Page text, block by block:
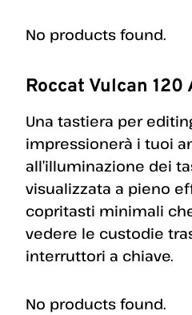
No products found.
Roccat Vulcan 120
Una tastiera per
impressionerà i tuoi
all’illuminazione dei
visualizzata a pieno
copritasti minimali
vedere le custodie
interruttori a chiave.
No products found.